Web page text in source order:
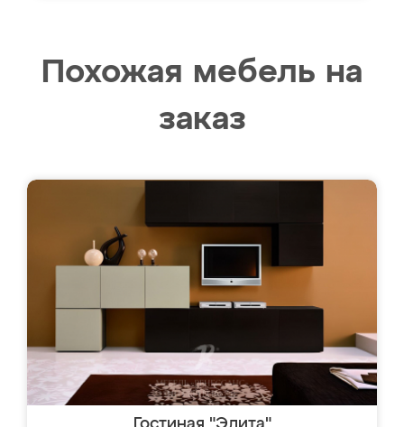
Похожая мебель на
заказ